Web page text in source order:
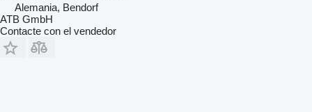
Alemania, Bendorf
ATB GmbH
Contacte con el vendedor